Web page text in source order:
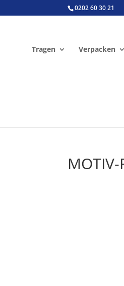
0202 60 30 21
Tragen Verpacken
MOTIV-